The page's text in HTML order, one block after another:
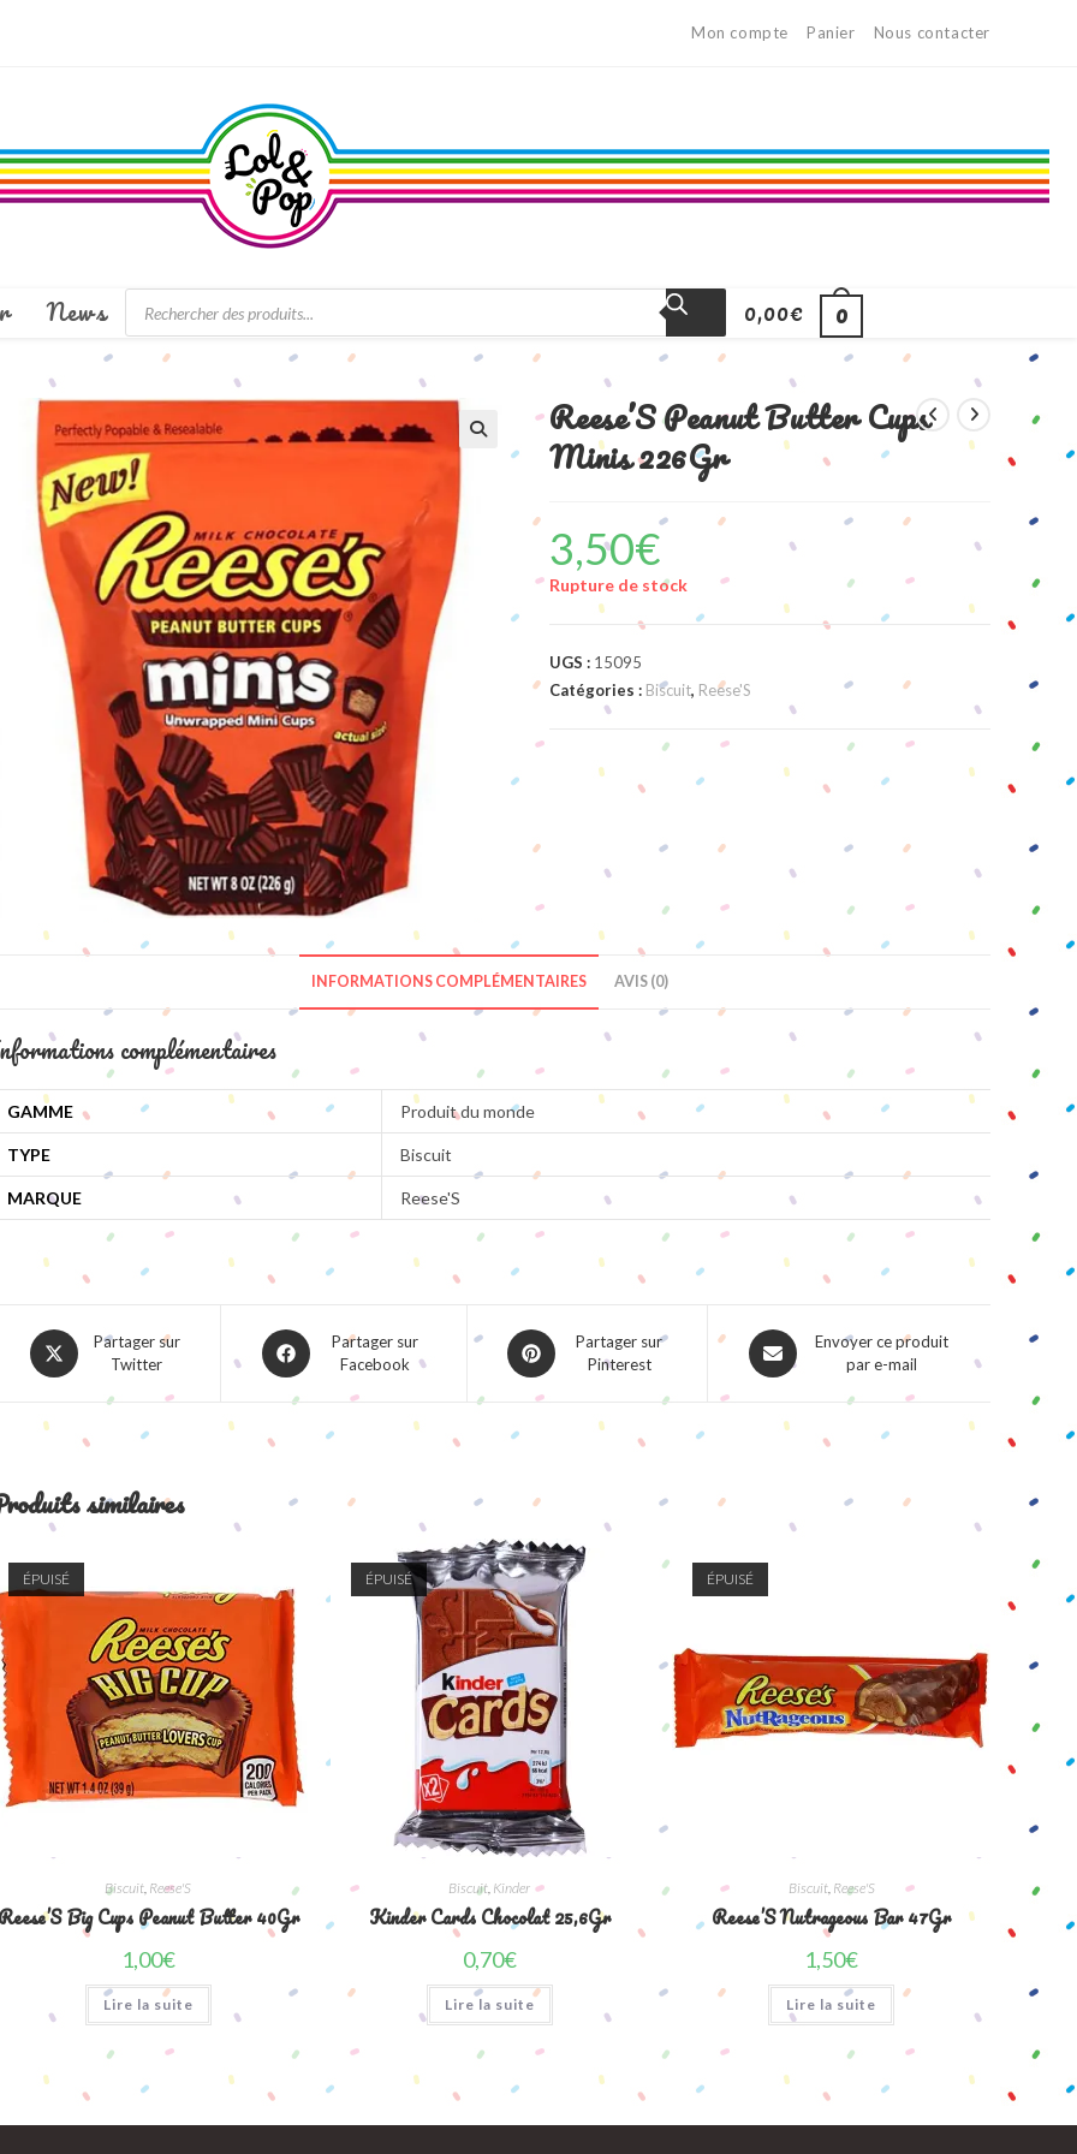
Mon compte Panier Nous contacter
News
de
produits
0,00€ 0
Reese’S Peanut Butter Cups
Minis 226Gr
3,50€
Rupture de stock
UGS : 15095
Catégories : Biscuit, Reese'S
INFORMATIONS COMPLÉMENTAIRES AVIS (0)
complémentaires
GAMME Produit du monde
TYPE Biscuit
MARQUE Reese'S
Opens
in
new
window
Partager sur
Twitter
Opens
in
window
Partager sur
Facebook
Opens
in
window
Partager sur
Pinterest
Opens
in
Envoyer ce produit
par e-mail
similaires
ÉPUISÉ
Biscuit, Reese'S
Big Cups Peanut Butter 40Gr
1,00€
Lire la suite
ÉPUISÉ
Biscuit, Kinder
Kinder Cards Chocolat 25,6Gr
0,70€
Lire la suite
ÉPUISÉ
Biscuit, Reese'S
Reese’S Nutrageous Bar 47Gr
1,50€
Lire la suite